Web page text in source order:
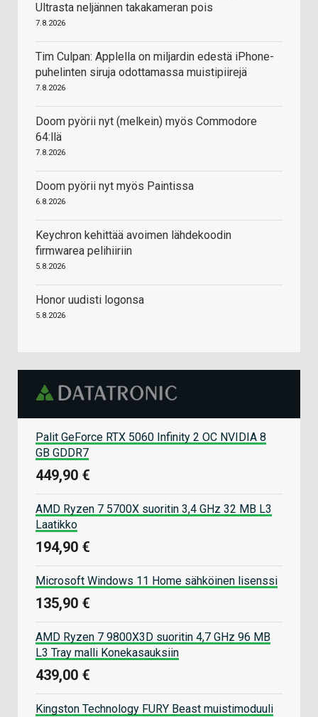
Ultrasta neljännen takakameran pois
7.8.2026
Tim Culpan: Applella on miljardin edestä iPhone-
puhelinten siruja odottamassa muistipiirejä
7.8.2026
Doom pyörii nyt (melkein) myös Commodore
64:llä
7.8.2026
Doom pyörii nyt myös Paintissa
6.8.2026
Keychron kehittää avoimen lähdekoodin
firmwarea pelihiiriin
5.8.2026
Honor uudisti logonsa
5.8.2026
Palit GeForce RTX 5060 Infinity 2 OC NVIDIA 8
GB GDDR7
449,90 €
AMD Ryzen 7 5700X suoritin 3,4 GHz 32 MB L3
Laatikko
194,90 €
Microsoft Windows 11 Home sähköinen lisenssi
135,90 €
AMD Ryzen 7 9800X3D suoritin 4,7 GHz 96 MB
L3 Tray malli Konekasauksiin
439,00 €
Kingston Technology FURY Beast muistimoduuli